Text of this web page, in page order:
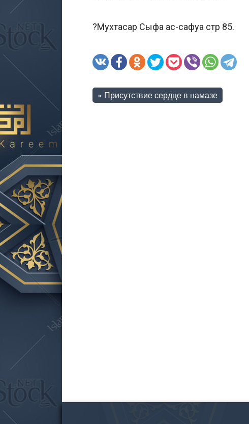
?Мухтасар Сыфа ас-сафуа стр 85.
« Присутствие сердце в намазе